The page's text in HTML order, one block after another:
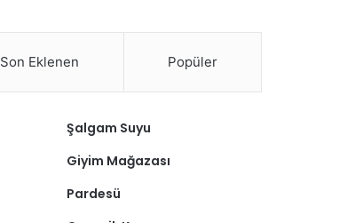
Son Eklenen Popüler
Şalgam Suyu
Giyim Mağazası
Pardesü